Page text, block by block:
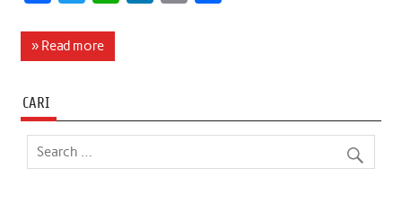
c
o
o
i
e
r
A
d
» Read more
CARI